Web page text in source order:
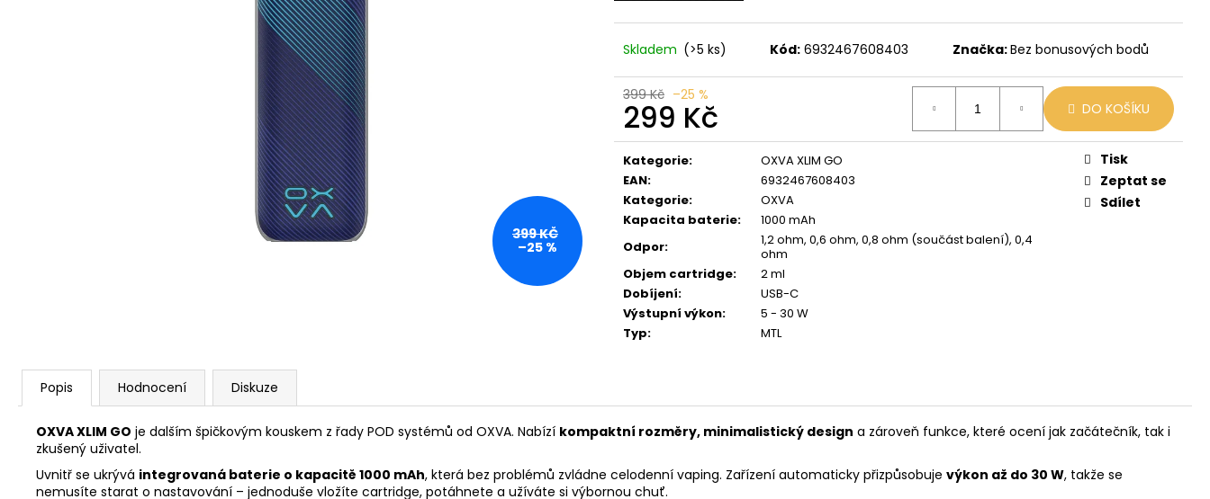
Skladem (>5 ks) Kód: 6932467608403 Značka:Bez bonusových bodů
399 Kč –25 %
299 Kč
Měrná
cena:
DO KOŠÍKU
Kategorie:
OXVA XLIM GO
EAN:
6932467608403
Kategorie:
OXVA
Kapacita baterie:
1000 mAh
Odpor:
1,2 ohm, 0,6 ohm, 0,8 ohm (součást balení), 0,4
ohm
Objem cartridge:
2 ml
Dobíjení:
USB-C
Výstupní výkon:
5 - 30 W
Typ: MTL
Tisk
Zeptat se
Sdílet
399 KČ
–25 %
Popis Hodnocení Diskuze
OXVA XLIM GO je dalším špičkovým kouskem z řady POD systémů od OXVA. Nabízí kompaktní rozměry, minimalistický design a zároveň funkce, které ocení jak začátečník, tak i
zkušený uživatel.
Uvnitř se ukrývá integrovaná baterie o kapacitě 1000 mAh, která bez problémů zvládne celodenní vaping. Zařízení automaticky přizpůsobuje výkon až do 30 W, takže se
nemusíte starat o nastavování – jednoduše vložíte cartridge, potáhnete a užíváte si výbornou chuť.
VENIX PRO CAPPUCINO-X
VENIX X2 COLA-X
79 Kč
Původně: 169 Kč